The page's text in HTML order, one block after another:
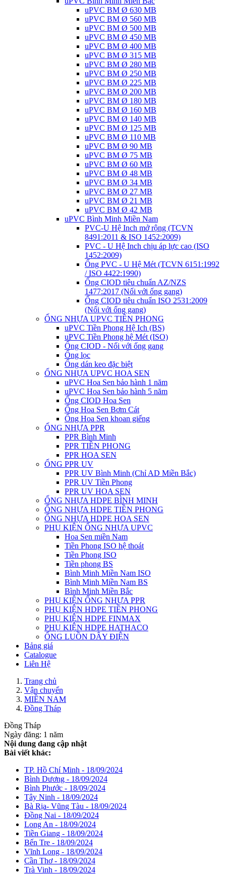
uPVC BM Ø 630 MB
uPVC BM Ø 560 MB
uPVC BM Ø 500 MB
uPVC BM Ø 450 MB
uPVC BM Ø 400 MB
uPVC BM Ø 315 MB
uPVC BM Ø 280 MB
uPVC BM Ø 250 MB
uPVC BM Ø 225 MB
uPVC BM Ø 200 MB
uPVC BM Ø 180 MB
uPVC BM Ø 160 MB
uPVC BM Ø 140 MB
uPVC BM Ø 125 MB
uPVC BM Ø 110 MB
uPVC BM Ø 90 MB
uPVC BM Ø 75 MB
uPVC BM Ø 60 MB
uPVC BM Ø 48 MB
uPVC BM Ø 34 MB
uPVC BM Ø 27 MB
uPVC BM Ø 21 MB
uPVC BM Ø 42 MB
uPVC Bình Minh Miền Nam
PVC-U Hệ Inch mở rộng (TCVN
8491:2011 & ISO 1452:2009)
PVC - U Hệ Inch chịu áp lực cao (ISO
1452:2009)
Ống PVC - U Hệ Mét (TCVN 6151:1992
/ ISO 4422:1990)
Ống CIOD tiêu chuẩn AZ/NZS
1477:2017 (Nối với ống gang)
Ống CIOD tiêu chuẩn ISO 2531:2009
(Nối với ống gang)
ỐNG NHỰA UPVC TIỀN PHONG
uPVC Tiền Phong Hệ Ich (BS)
uPVC Tiền Phong hệ Mét (ISO)
Ống CIOD - Nối với ống gang
Ống lọc
Ống dán keo đặc biệt
ỐNG NHỰA UPVC HOA SEN
uPVC Hoa Sen bảo hành 1 năm
uPVC Hoa Sen bảo hành 5 năm
Ống CIOD Hoa Sen
Ống Hoa Sen Bơm Cát
Ống Hoa Sen khoan giếng
ỐNG NHỰA PPR
PPR Bình Minh
PPR TIỀN PHONG
PPR HOA SEN
ỐNG PPR UV
PPR UV Bình Minh (Chỉ AD Miền Bắc)
PPR UV Tiền Phong
PPR UV HOA SEN
ỐNG NHỰA HDPE BÌNH MINH
ỐNG NHỰA HDPE TIỀN PHONG
ỐNG NHỰA HDPE HOA SEN
PHỤ KIỆN ỐNG NHỰA UPVC
Hoa Sen miền Nam
Tiền Phong ISO hệ thoát
Tiền Phong ISO
Tiền phong BS
Bình Minh Miền Nam ISO
Bình Minh Miền Nam BS
Bình Minh Miền Bắc
PHỤ KIỆN ỐNG NHỰA PPR
PHỤ KIỆN HDPE TIỀN PHONG
PHỤ KIỆN HDPE FINMAX
PHỤ KIỆN HDPE HATHACO
ỐNG LUỒN DÂY ĐIỆN
Bảng giá
Catalogue
Liên Hệ
Trang chủ
Vận chuyển
MIỀN NAM
Đồng Tháp
Đồng Tháp
Ngày đăng: 1 năm
Nội dung đang cập nhật
Bài viết khác:
TP. Hồ Chí Minh - 18/09/2024
Bình Dương - 18/09/2024
Bình Phước - 18/09/2024
Tây Ninh - 18/09/2024
Bà Rịa- Vũng Tàu - 18/09/2024
Đồng Nai - 18/09/2024
Long An - 18/09/2024
Tiền Giang - 18/09/2024
Bến Tre - 18/09/2024
Vĩnh Long - 18/09/2024
Cần Thơ - 18/09/2024
Trà Vinh - 18/09/2024